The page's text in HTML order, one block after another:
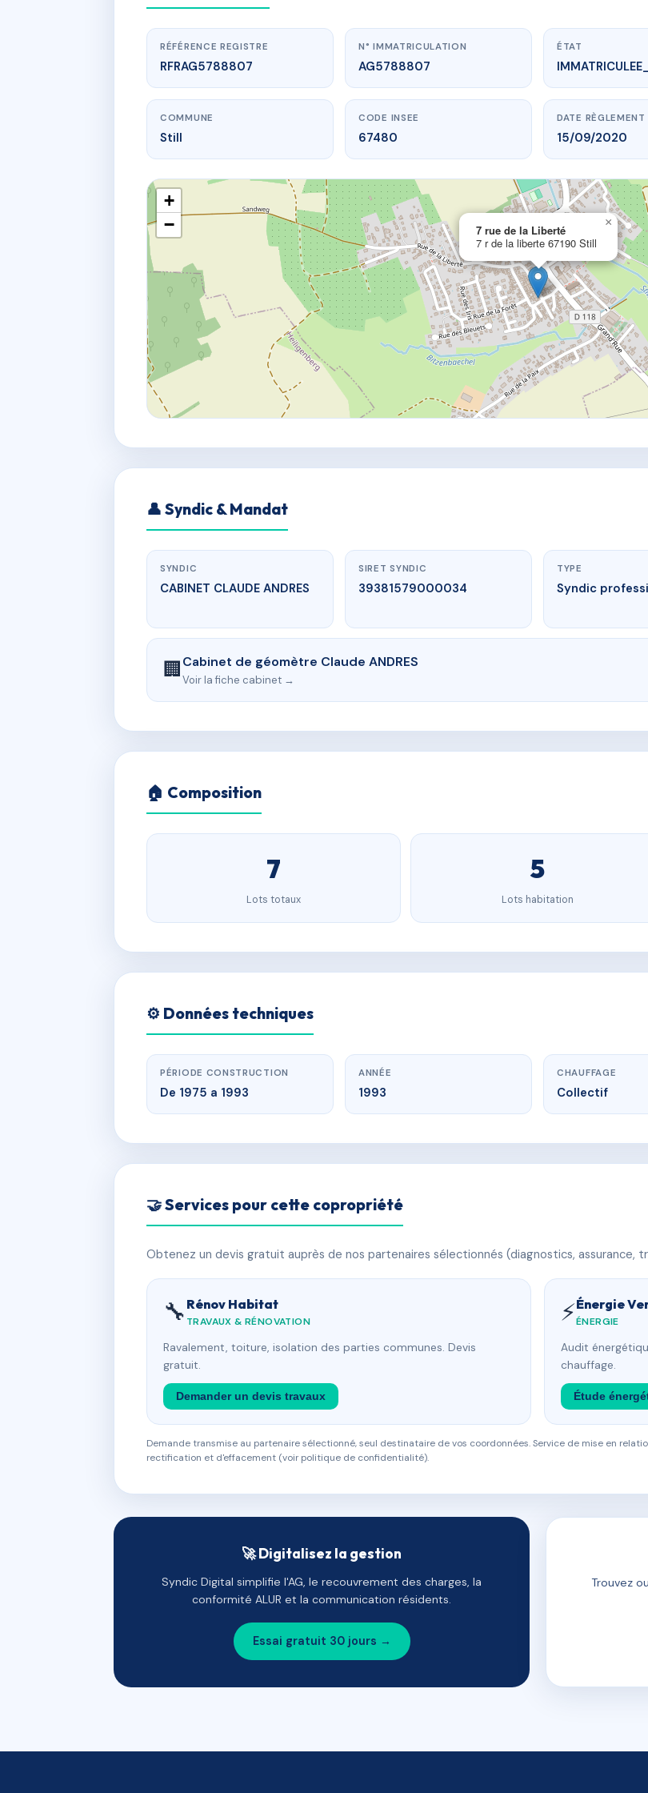
www.vme.plus/AG5788807
7 rue de la Liberté
7 r de la liberte67190 Still
RÉFÉRENCE REGISTRE
RFRAG5788807
N° IMMATRICULATION
AG5788807
ÉTAT
COMMUNE
Still
CODE INSEE
67480
DATE RÈGLEMENT
15/09/2020
7 rue de la Liberté
7 r de la liberte 67190 Still
×
+
−
👤 Syndic & Mandat
SYNDIC
CABINET CLAUDE ANDRES
SIRET SYNDIC
39381579000034
TYPE
Syndic
🏢Cabinet de géomètre Claude ANDRES
Voir la fiche cabinet →
🏠 Composition
7
Lots totaux
5
Lots habitation
⚙️ Données techniques
PÉRIODE CONSTRUCTION
De 1975 a 1993
ANNÉE
1993
CHAUFFAGE
Collectif
🤝 Services pour cette copropriété
Obtenez un devis gratuit auprès de nos partenaires sélectionnés (diagnostics, assurance,
🔧 Rénov Habitat
TRAVAUX & RÉNOVATION
Ravalement, toiture, isolation des parties communes. Devis
gratuit.
Demander un devis travaux
⚡Énergie
ÉNERGIE
Audit
chauffage.
Étude
Demande transmise au partenaire sélectionné, seul destinataire de vos coordonnées. Service de mise en
rectification et d'effacement (voir politique de confidentialité).
🚀 Digitalisez la gestion
Syndic Digital simplifie l'AG, le recouvrement des charges, la
conformité ALUR et la communication résidents.
Essai gratuit 30 jours →
Trouvez